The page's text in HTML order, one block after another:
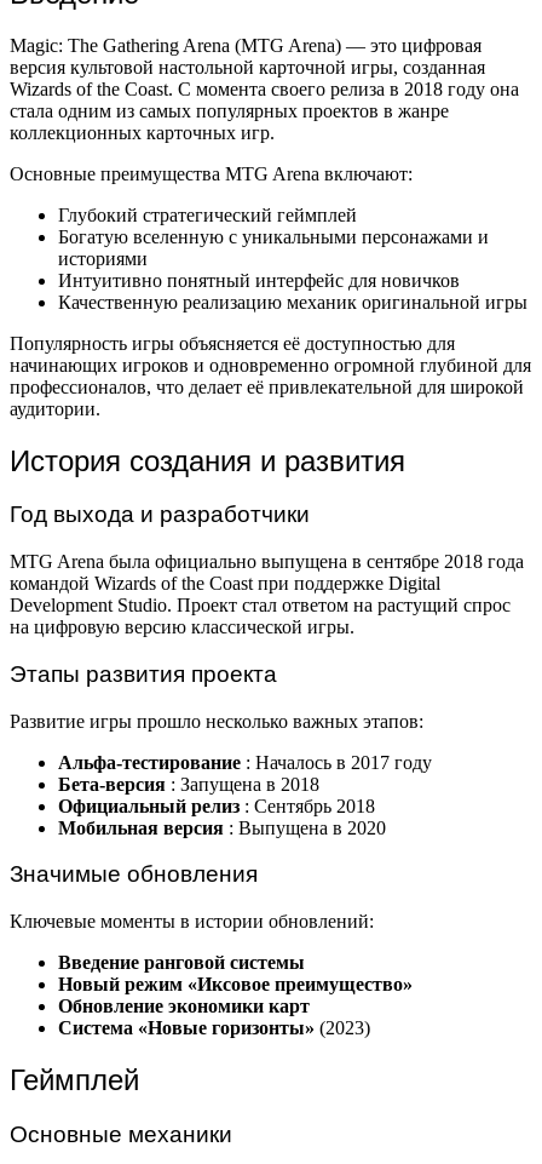
Magic: The Gathering Arena (MTG Arena) — это цифровая
версия культовой настольной карточной игры, созданная
Wizards of the Coast. С момента своего релиза в 2018 году она
стала одним из самых популярных проектов в жанре
коллекционных карточных игр.
Основные преимущества MTG Arena включают:
Глубокий стратегический геймплей
Богатую вселенную с уникальными персонажами и
историями
Интуитивно понятный интерфейс для новичков
Качественную реализацию механик оригинальной игры
Популярность игры объясняется её доступностью для
начинающих игроков и одновременно огромной глубиной для
профессионалов, что делает её привлекательной для широкой
аудитории.
История создания и развития
Год выхода и разработчики
MTG Arena была официально выпущена в сентябре 2018 года
командой Wizards of the Coast при поддержке Digital
Development Studio. Проект стал ответом на растущий спрос
на цифровую версию классической игры.
Этапы развития проекта
Развитие игры прошло несколько важных этапов:
Альфа-тестирование : Началось в 2017 году
Бета-версия : Запущена в 2018
Официальный релиз : Сентябрь 2018
Мобильная версия : Выпущена в 2020
Значимые обновления
Ключевые моменты в истории обновлений:
Введение ранговой системы
Новый режим «Иксовое преимущество»
Обновление экономики карт
Система «Новые горизонты» (2023)
Геймплей
Основные механики